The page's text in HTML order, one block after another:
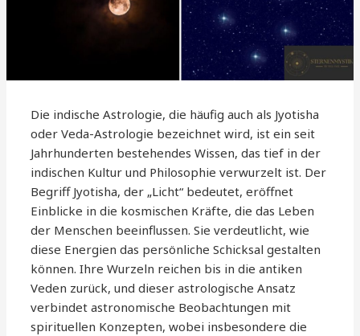
Die indische Astrologie, die häufig auch als Jyotisha
oder Veda-Astrologie bezeichnet wird, ist ein seit
Jahrhunderten bestehendes Wissen, das tief in der
indischen Kultur und Philosophie verwurzelt ist. Der
Begriff Jyotisha, der „Licht“ bedeutet, eröffnet
Einblicke in die kosmischen Kräfte, die das Leben
der Menschen beeinflussen. Sie verdeutlicht, wie
diese Energien das persönliche Schicksal gestalten
können. Ihre Wurzeln reichen bis in die antiken
Veden zurück, und dieser astrologische Ansatz
verbindet astronomische Beobachtungen mit
spirituellen Konzepten, wobei insbesondere die